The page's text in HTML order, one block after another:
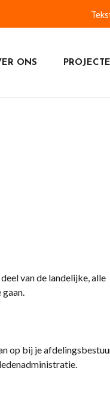
ONS
van de landelijke, alle
op bij je